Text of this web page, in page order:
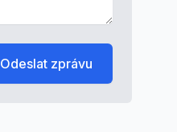
Odeslat zprávu